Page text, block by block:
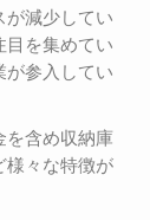
が減少してい
目を集めてい
が参入してい
を含め収納庫
様々な特徴が